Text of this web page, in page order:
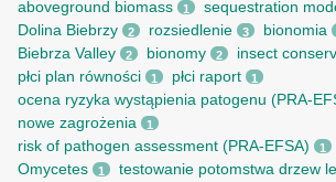
aboveground biomass 1 sequestration
Dolina Biebrzy 2 rozsiedlenie 3 bionomia
Biebrza Valley 2 bionomy 2 insect
płci plan równości 1 płci raport 1
ocena ryzyka wystąpienia patogenu (PRA-
nowe zagrożenia 1
risk of pathogen assessment (PRA-EFSA) 1
Omycetes 1 testowanie potomstwa drzew